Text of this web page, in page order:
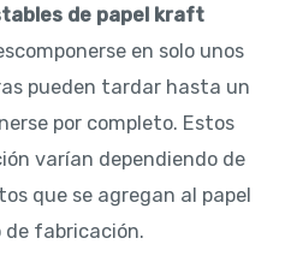
de papel kraft
en solo unos
pueden tardar hasta un
por completo. Estos
varían dependiendo de
que se agregan al papel
fabricación.